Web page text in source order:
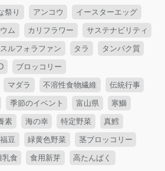
祭り アンコウ イースターエッグ
ム カリフラワー サステナビリティ
スルフォラファン タラ タンパク質
ブロッコリー
マダラ 不溶性食物繊維 伝統行事
季節のイベント 富山県 寒鰤
素 海の幸 特定野菜 真鱈
福豆 緑黄色野菜 茎ブロッコリー
乳食 食用新芽 高たんぱく